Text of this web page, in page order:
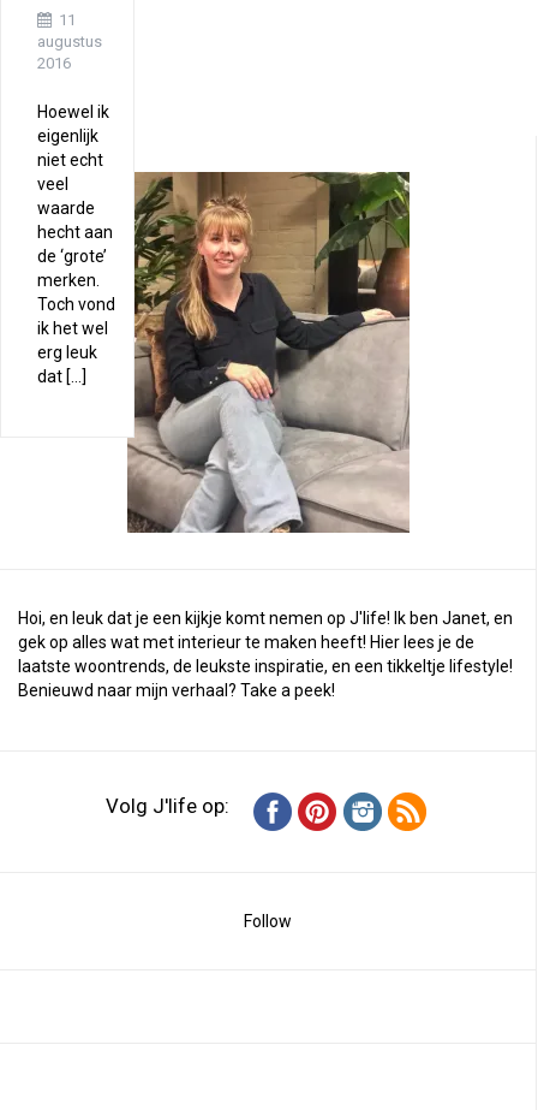
11
augustus
2016
Hoewel ik
eigenlijk
niet echt
veel
waarde
hecht aan
de ‘grote’
merken.
Toch vond
ik het wel
erg leuk
dat […]
Hoi, en leuk dat je een kijkje komt nemen op J'life! Ik ben Janet, en
gek op alles wat met interieur te maken heeft! Hier lees je de
laatste woontrends, de leukste inspiratie, en een tikkeltje lifestyle!
Benieuwd naar mijn verhaal? Take a peek!
Volg J'life op:
Follow